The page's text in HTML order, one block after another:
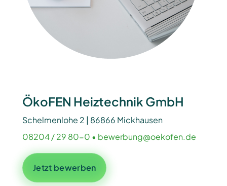
ÖkoFEN Heiztechnik GmbH
Schelmenlohe 2 | 86866 Mickhausen
08204 / 29 80-0 • bewerbung@oekofen.de
Jetzt bewerben